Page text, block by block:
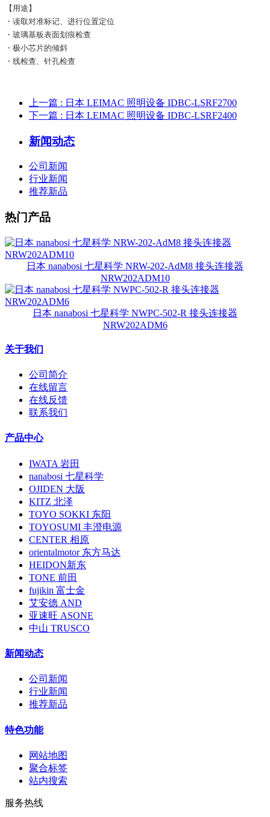
【用途】
・读取对准标记、进行位置定位
・玻璃基板表面划痕检查
・极小芯片的倾斜
・线检查、针孔检查
上一篇 : 日本 LEIMAC 照明设备 IDBC-LSRF2700
下一篇 : 日本 LEIMAC 照明设备 IDBC-LSRF2400
新闻动态
公司新闻
行业新闻
推荐新品
热门产品
日本 nanabosi 七星科学 NRW-202-AdM8 接头连接器
NRW202ADM10
日本 nanabosi 七星科学 NWPC-502-R 接头连接器
NRW202ADM6
关于我们
公司简介
在线留言
在线反馈
联系我们
产品中心
IWATA 岩田
nanabosi 七星科学
OJIDEN 大阪
KITZ 北泽
TOYO SOKKI 东阳
TOYOSUMI 丰澄电源
CENTER 相原
orientalmotor 东方马达
HEIDON新东
TONE 前田
fujikin 富士金
艾安德 AND
亚速旺 ASONE
中山 TRUSCO
新闻动态
公司新闻
行业新闻
推荐新品
特色功能
网站地图
聚合标签
站内搜索
服务热线